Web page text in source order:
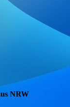
NRW